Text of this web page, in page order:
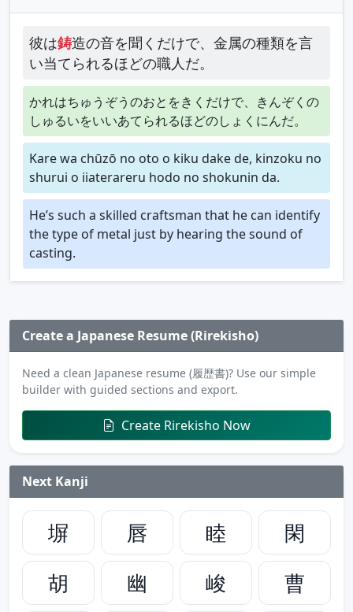
彼は鋳造の音を聞くだけで、金属の種類を言
い当てられるほどの職人だ。
かれはちゅうぞうのおとをきくだけで、きんぞくの
しゅるいをいいあてられるほどのしょくにんだ。
Kare wa chūzō no oto o kiku dake de, kinzoku no
shurui o iiaterareru hodo no shokunin da.
He’s such a skilled craftsman that he can identify
the type of metal just by hearing the sound of
casting.
Create a Japanese Resume (Rirekisho)
Need a clean Japanese resume (履歴書)? Use our simple
builder with guided sections and export.
Create Rirekisho Now
Next Kanji
塀 唇 睦
閑
胡
幽 峻
曹